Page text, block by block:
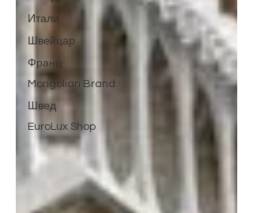
Итали
Швейцар
Франц
Mongolian Brand
Швед
EuroLux Shop